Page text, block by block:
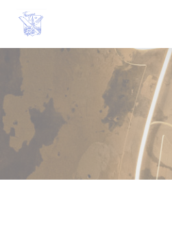
Cookie管理面板